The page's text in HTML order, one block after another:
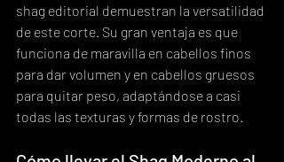
shag editorial demuestran la versatilidad
de este corte. Su gran ventaja es que
funciona de maravilla en cabellos finos
para dar volumen y en cabellos gruesos
para quitar peso, adaptándose a casi
todas las texturas y formas de rostro.